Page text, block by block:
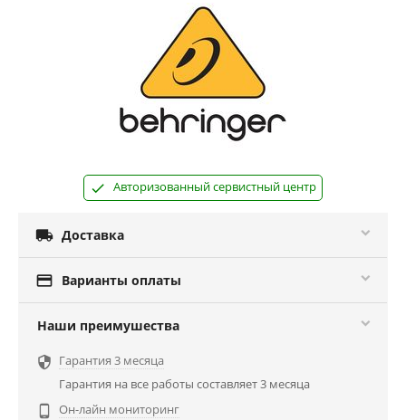
Авторизованный сервистный центр
 Доставка
 Варианты оплаты
Наши преимушества
 Гарантия 3 месяца
Гарантия на все работы составляет 3 месяца

Он-лайн мониторинг